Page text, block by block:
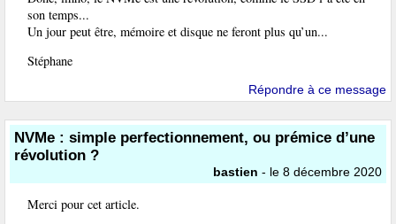
son temps...
Un jour peut être, mémoire et disque ne feront plus qu’un...
Stéphane
Répondre à ce message
NVMe : simple perfectionnement, ou prémice d’une
révolution ?
bastien - le 8 décembre 2020
Merci pour cet article.